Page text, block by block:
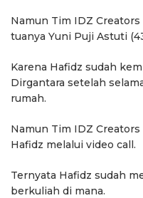
Namun Tim IDZ
tuanya Yuni Puji Astuti
Karena Hafidz sudah
Dirgantara setelah
rumah.
Namun Tim IDZ
Hafidz melalui video call.
Ternyata Hafidz sudah
berkuliah di mana.